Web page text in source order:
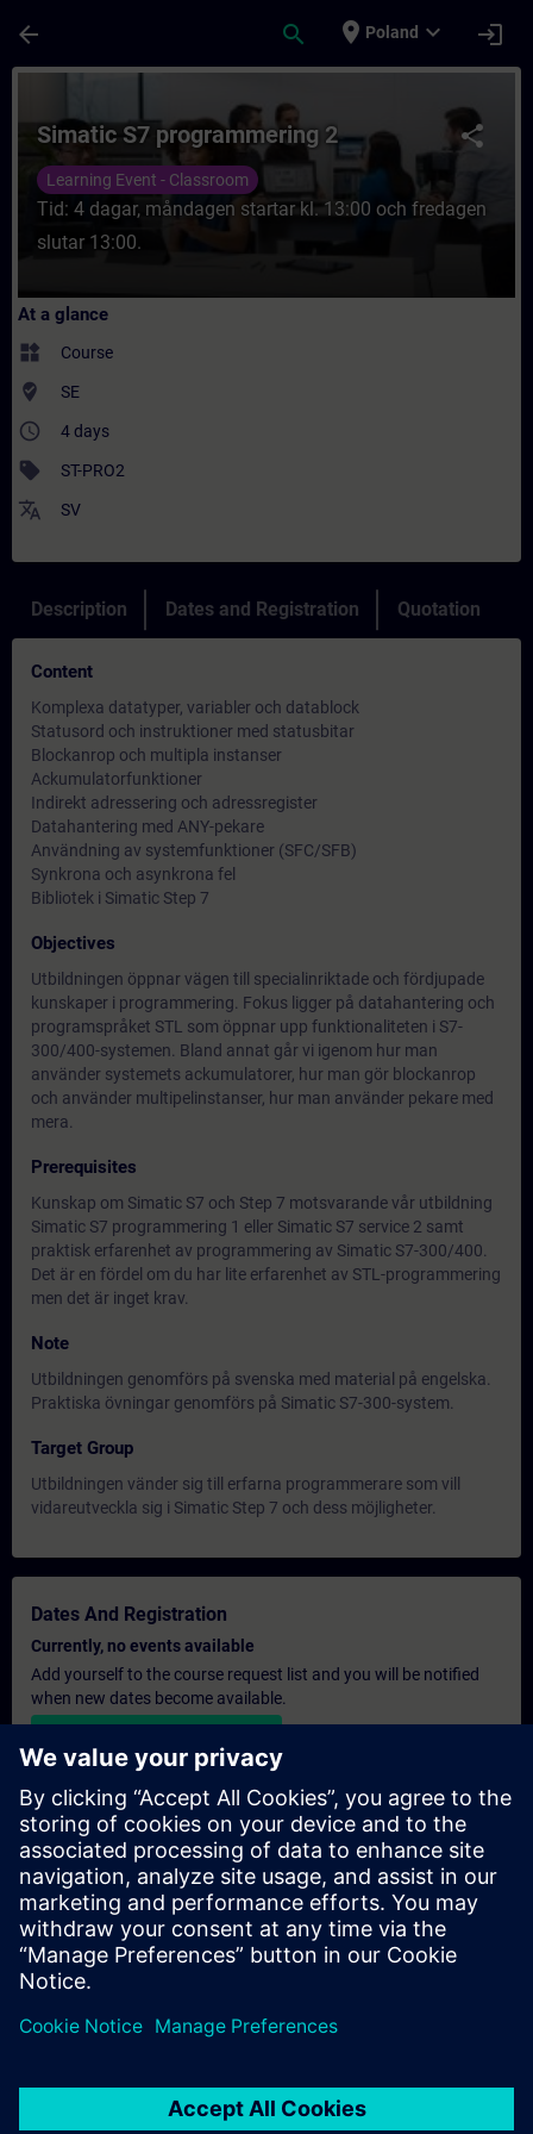
arrow_back search place Poland expand_more login
share
Simatic S7 programmering 2
Learning Event - Classroom
Tid: 4 dagar, måndagen startar kl. 13:00 och fredagen
slutar 13:00.
At a glance
widgets Course
where_to_vote SE
access_time 4 days
sell ST-PRO2
translate SV
Description Dates and Registration Quotation
Content
Komplexa datatyper, variabler och datablock
Statusord och instruktioner med statusbitar
Blockanrop och multipla instanser
Ackumulatorfunktioner
Indirekt adressering och adressregister
Datahantering med ANY-pekare
Användning av systemfunktioner (SFC/SFB)
Synkrona och asynkrona fel
Bibliotek i Simatic Step 7
Objectives
Utbildningen öppnar vägen till specialinriktade och fördjupade
kunskaper i programmering. Fokus ligger på datahantering och
programspråket STL som öppnar upp funktionaliteten i S7-
300/400-systemen. Bland annat går vi igenom hur man
använder systemets ackumulatorer, hur man gör blockanrop
och använder multipelinstanser, hur man använder pekare med
mera.
Prerequisites
Kunskap om Simatic S7 och Step 7 motsvarande vår utbildning
Simatic S7 programmering 1 eller Simatic S7 service 2 samt
praktisk erfarenhet av programmering av Simatic S7-300/400.
Det är en fördel om du har lite erfarenhet av STL-programmering
men det är inget krav.
Note
Utbildningen genomförs på svenska med material på engelska.
Praktiska övningar genomförs på Simatic S7-300-system.
Target Group
Utbildningen vänder sig till erfarna programmerare som vill
vidareutveckla sig i Simatic Step 7 och dess möjligheter.
Dates And Registration
Currently, no events available
Add yourself to the course request list and you will be notified
when new dates become available.
Personalised Quotation
If you require a standard list price quotation for this training, for
example for your purchasing department, then please click the
link below. You first need to provide some personal details and
after this a quotation will be emailed to you.
Provide Quotation